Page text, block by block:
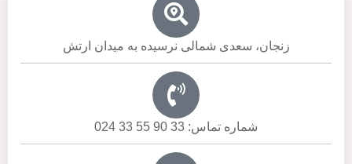
زنجان، سعدی شمالی نرسیده به میدان ارتش
شماره تماس: 33 90 55 33 024